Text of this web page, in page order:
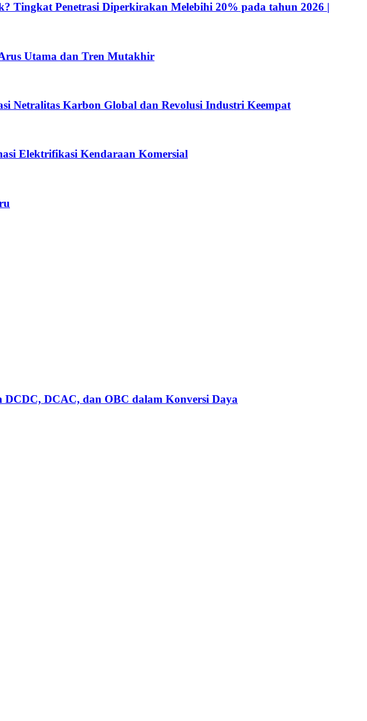
Tingkat Penetrasi Diperkirakan Melebihi 20% pada tahun 2026 |
Utama dan Tren Mutakhir
Netralitas Karbon Global dan Revolusi Industri Keempat
Elektrifikasi Kendaraan Komersial
DCAC, dan OBC dalam Konversi Daya